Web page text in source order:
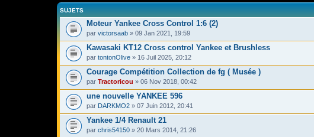
SUJETS
Moteur Yankee Cross Control 1:6 (2)
par victorsaab » 09 Jan 2021, 19:59
Kawasaki KT12 Cross control Yankee et Brushless
par tontonOlive » 16 Juil 2025, 20:12
Courage Compétition Collection de fg ( Musée )
par Tractoricou » 06 Nov 2018, 00:42
une nouvelle YANKEE 596
par DARKMO2 » 07 Juin 2012, 20:41
Yankee 1/4 Renault 21
par chris54150 » 20 Mars 2014, 21:26